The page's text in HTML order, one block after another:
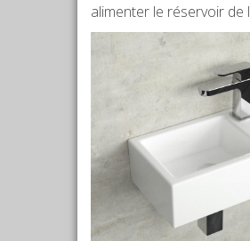
alimenter le réservoir de